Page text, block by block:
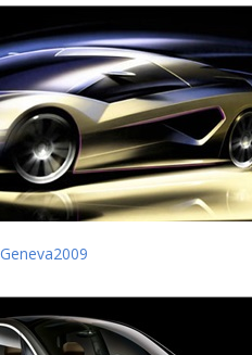
Geneva2009